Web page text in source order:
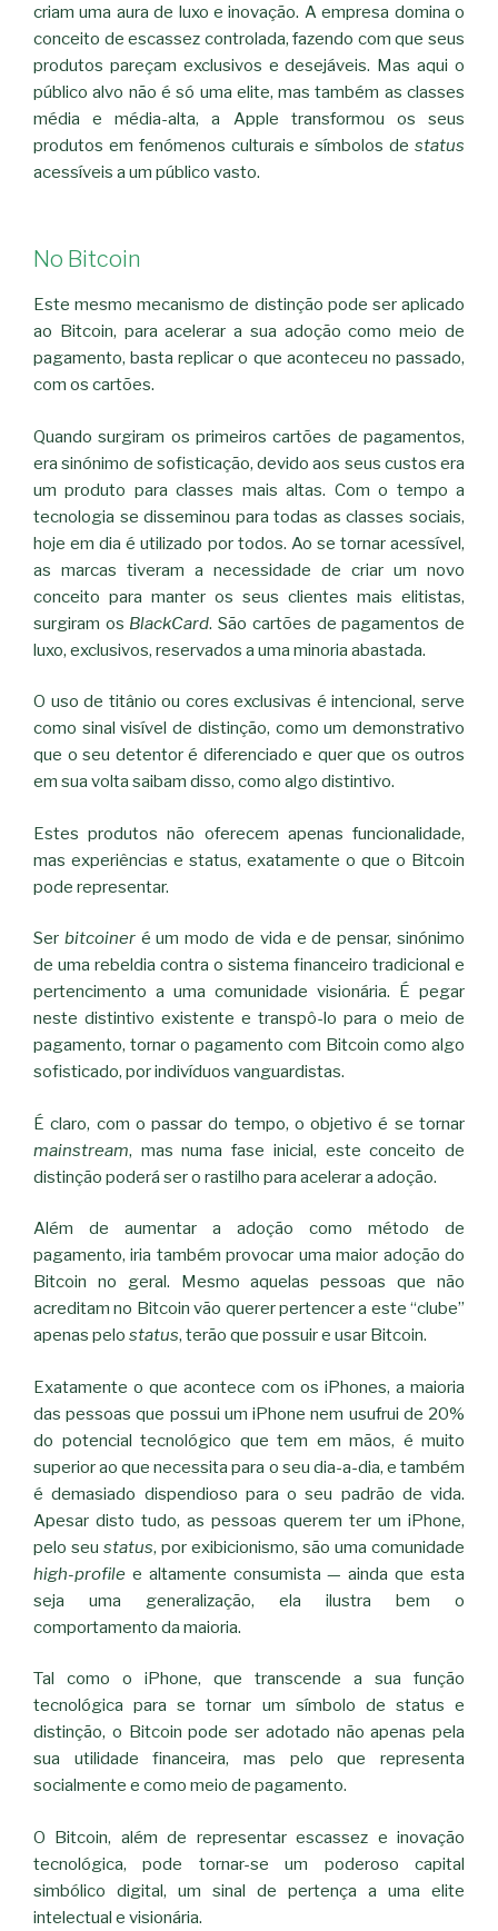
criam uma aura de luxo e inovação. A empresa domina o
conceito de escassez controlada, fazendo com que seus
produtos pareçam exclusivos e desejáveis. Mas aqui o
público alvo não é só uma elite, mas também as classes
média e média-alta, a Apple transformou os seus
produtos em fenómenos culturais e símbolos de status
acessíveis a um público vasto.
No Bitcoin
Este mesmo mecanismo de distinção pode ser aplicado
ao Bitcoin, para acelerar a sua adoção como meio de
pagamento, basta replicar o que aconteceu no passado,
com os cartões.
Quando surgiram os primeiros cartões de pagamentos,
era sinónimo de sofisticação, devido aos seus custos era
um produto para classes mais altas. Com o tempo a
tecnologia se disseminou para todas as classes sociais,
hoje em dia é utilizado por todos. Ao se tornar acessível,
as marcas tiveram a necessidade de criar um novo
conceito para manter os seus clientes mais elitistas,
surgiram os BlackCard. São cartões de pagamentos de
luxo, exclusivos, reservados a uma minoria abastada.
O uso de titânio ou cores exclusivas é intencional, serve
como sinal visível de distinção, como um demonstrativo
que o seu detentor é diferenciado e quer que os outros
em sua volta saibam disso, como algo distintivo.
Estes produtos não oferecem apenas funcionalidade,
mas experiências e status, exatamente o que o Bitcoin
pode representar.
Ser bitcoineré um modo de vida e de pensar, sinónimo
de uma rebeldia contra o sistema financeiro tradicional e
pertencimento a uma comunidade visionária. É pegar
neste distintivo existente e transpô-lo para o meio de
pagamento, tornar o pagamento com Bitcoin como algo
sofisticado, por indivíduos vanguardistas.
É claro, com o passar do tempo, o objetivo é se tornar
mainstream, mas numa fase inicial, este conceito de
distinção poderá ser o rastilho para acelerar a adoção.
Além de aumentar a adoção como método de
pagamento, iria também provocar uma maior adoção do
Bitcoin no geral. Mesmo aquelas pessoas que não
acreditam no Bitcoin vão querer pertencer a este “clube”
apenas pelo status, terão que possuir e usar Bitcoin.
Exatamente o que acontece com os iPhones, a maioria
das pessoas que possui um iPhone nem usufrui de 20%
do potencial tecnológico que tem em mãos, é muito
superior ao que necessita para o seu dia-a-dia, e também
é demasiado dispendioso para o seu padrão de vida.
Apesar disto tudo, as pessoas querem ter um iPhone,
pelo seu status, por exibicionismo, são uma comunidade
high-profile e altamente consumista — ainda que esta
seja uma generalização, ela ilustra bem o
comportamento da maioria.
Tal como o iPhone, que transcende a sua função
tecnológica para se tornar um símbolo de status e
distinção, o Bitcoin pode ser adotado não apenas pela
sua utilidade financeira, mas pelo que representa
socialmente e como meio de pagamento.
O Bitcoin, além de representar escassez e inovação
tecnológica, pode tornar-se um poderoso capital
simbólico digital, um sinal de pertença a uma elite
intelectual e visionária.